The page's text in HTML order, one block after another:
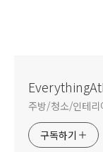
주방/청소/인테리
구독하기